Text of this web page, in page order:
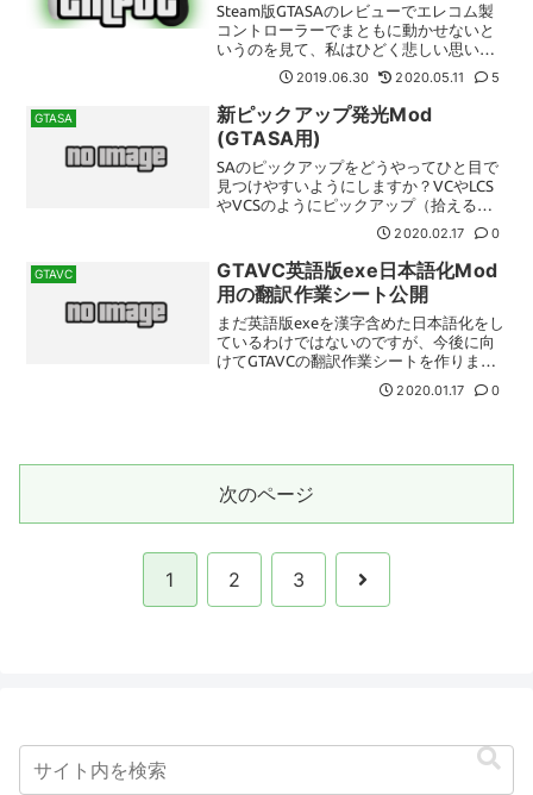
Steam版GTASAのレビューでエレコム製
コントローラーでまともに動かせないと
いうのを見て、私はひどく悲しい思いを
した。検索した限りレビューで言及して
いるエレコム製コントローラーはJC-
U3613Mのようだ（というかこれしか見つ
からない）...
2019.06.30 2020.05.11 5
GTASA
新ピックアップ発光Mod
(GTASA用)
SAのピックアップをどうやってひと目で
見つけやすいようにしますか？VCやLCS
やVCSのようにピックアップ（拾えるア
イテム）が光るModが、光り方の再現性
を上げて帰ってきました。オリジナルの
CLEO版は、みすちーとゆっくりボイスで
解説する、...
2020.02.17 0
GTAVC
GTAVC英語版exe日本語化Mod
用の翻訳作業シート公開
まだ英語版exeを漢字含めた日本語化をし
ているわけではないのですが、今後に向
けてGTAVCの翻訳作業シートを作りまし
た。私が管理する翻訳で、公式日本語版
で省略されていた事実（例：共産党やミ
2020.01.17 0
次のページ
1 2 3 次